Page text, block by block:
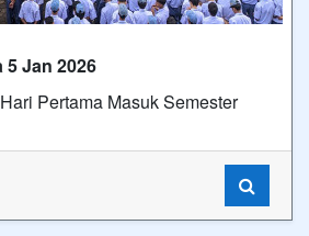
5 Jan 2026
Pertama Masuk Semester